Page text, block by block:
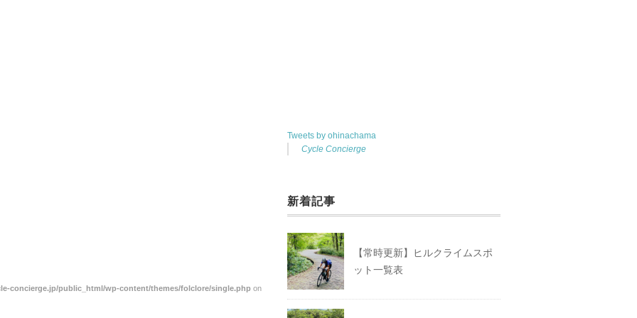
concierge.jp/public_html/wp-content/themes/folclore/single.php on
Tweets by ohinachama
Cycle Concierge
新着記事
【常時更新】ヒルクライムスポ
ット一覧表